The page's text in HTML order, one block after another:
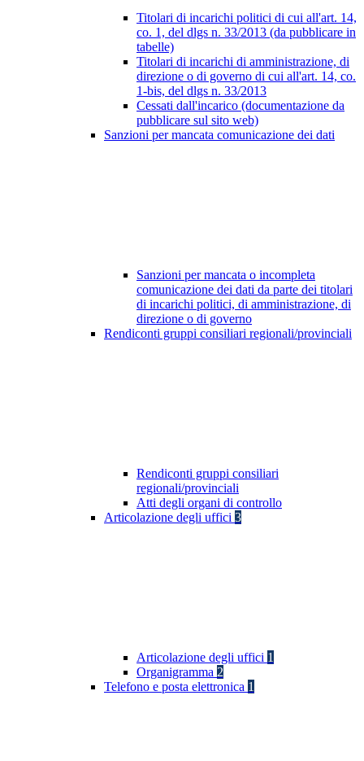
Titolari di incarichi politici di cui all'art. 14,
co. 1, del dlgs n. 33/2013 (da pubblicare in
tabelle)
Titolari di incarichi di amministrazione, di
direzione o di governo di cui all'art. 14, co.
1-bis, del dlgs n. 33/2013
Cessati dall'incarico (documentazione da
pubblicare sul sito web)
Sanzioni per mancata comunicazione dei dati
Sanzioni per mancata o incompleta
comunicazione dei dati da parte dei titolari
di incarichi politici, di amministrazione, di
direzione o di governo
Rendiconti gruppi consiliari regionali/provinciali
Rendiconti gruppi consiliari
regionali/provinciali
Atti degli organi di controllo
Articolazione degli uffici 3
Articolazione degli uffici 1
Organigramma 2
Telefono e posta elettronica 1